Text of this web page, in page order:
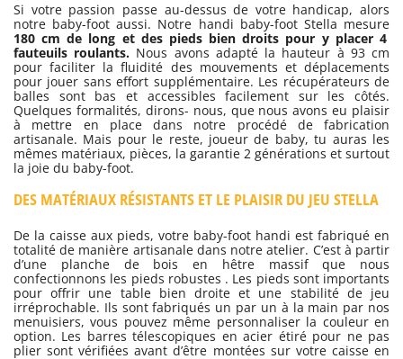
Si votre passion passe au-dessus de votre handicap, alors
notre baby-foot aussi. Notre handi baby-foot Stella mesure
180 cm de long et des pieds bien droits pour y placer 4
fauteuils roulants. Nous avons adapté la hauteur à 93 cm
pour faciliter la fluidité des mouvements et déplacements
pour jouer sans effort supplémentaire. Les récupérateurs de
balles sont bas et accessibles facilement sur les côtés.
Quelques formalités, dirons- nous, que nous avons eu plaisir
à mettre en place dans notre procédé de fabrication
artisanale. Mais pour le reste, joueur de baby, tu auras les
mêmes matériaux, pièces, la garantie 2 générations et surtout
la joie du baby-foot.
DES MATÉRIAUX RÉSISTANTS ET LE PLAISIR DU JEU STELLA
De la caisse aux pieds, votre baby-foot handi est fabriqué en
totalité de manière artisanale dans notre atelier. C’est à partir
d’une planche de bois en hêtre massif que nous
confectionnons les pieds robustes . Les pieds sont importants
pour offrir une table bien droite et une stabilité de jeu
irréprochable. Ils sont fabriqués un par un à la main par nos
menuisiers, vous pouvez même personnaliser la couleur en
option. Les barres télescopiques en acier étiré pour ne pas
plier sont vérifiées avant d’être montées sur votre caisse en